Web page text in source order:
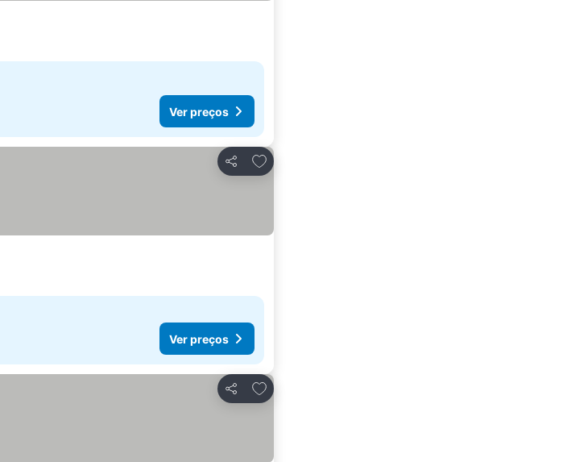
Ver preços
Partilhar
Adicionar aos favoritos
Ver preços
Partilhar
Adicionar aos favoritos